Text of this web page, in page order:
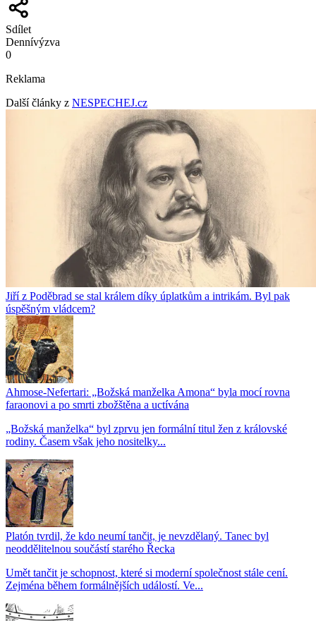
Sdílet
Dennívýzva
0
Reklama
Další články z NESPECHEJ.cz
Jiří z Poděbrad se stal králem díky úplatkům a intrikám. Byl pak
úspěšným vládcem?
Ahmose-Nefertari: „Božská manželka Amona“ byla mocí rovna
faraonovi a po smrti zbožštěna a uctívána
​​​​​​​„Božská manželka“ byl zprvu jen formální titul žen z královské
rodiny. Časem však jeho nositelky...
Platón tvrdil, že kdo neumí tančit, je nevzdělaný. Tanec byl
neoddělitelnou součástí starého Řecka
Umět tančit je schopnost, které si moderní společnost stále cení.
Zejména během formálnějších událostí. Ve...